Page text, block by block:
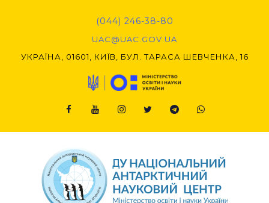
(044) 246-38-80
UAC@UAC.GOV.UA​​
УКРАЇНА, 01601, КИЇВ, БУЛ. ТАРАСА ШЕВЧЕНКА, 16